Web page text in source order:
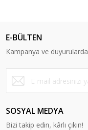
E-BÜLTEN
Kampanya ve
SOSYAL MEDYA
Bizi takip edin, kârlı çıkın!